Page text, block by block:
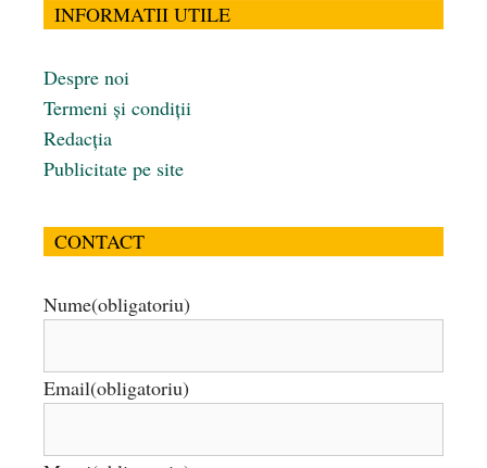
INFORMATII UTILE
Despre noi
Termeni și condiții
Redacția
Publicitate pe site
CONTACT
Nume(obligatoriu)
Email(obligatoriu)